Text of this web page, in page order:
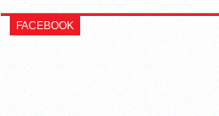
FACEBOOK